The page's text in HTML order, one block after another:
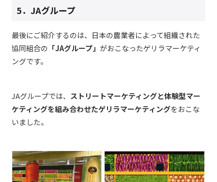
5．JAグループ
最後にご紹介するのは、 日本の農業者によって組織された
協同組合の 「JAグループ」 がおこなったゲリラマーケティ
ングです。
JAグループでは、 ストリートマーケティングと体験型マー
ケティングを組み合わせたゲリラマーケティングをおこな
いました。